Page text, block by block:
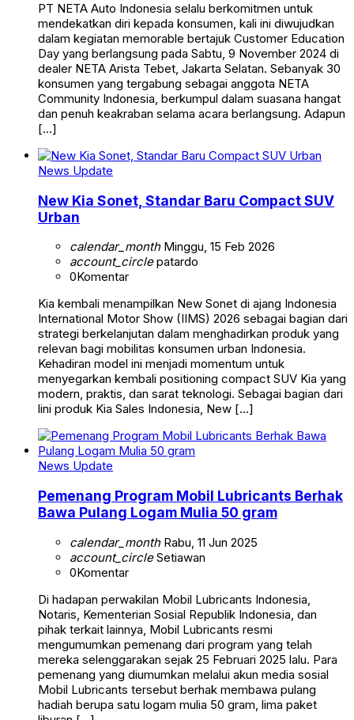
PT NETA Auto Indonesia selalu berkomitmen untuk
mendekatkan diri kepada konsumen, kali ini diwujudkan
dalam kegiatan memorable bertajuk Customer Education
Day yang berlangsung pada Sabtu, 9 November 2024 di
dealer NETA Arista Tebet, Jakarta Selatan. Sebanyak 30
konsumen yang tergabung sebagai anggota NETA
Community Indonesia, berkumpul dalam suasana hangat
dan penuh keakraban selama acara berlangsung. Adapun
[…]
News Update
New Kia Sonet, Standar Baru Compact SUV
Urban
calendar_monthMinggu, 15 Feb 2026
account_circlepatardo
0Komentar
Kia kembali menampilkan New Sonet di ajang Indonesia
International Motor Show (IIMS) 2026 sebagai bagian dari
strategi berkelanjutan dalam menghadirkan produk yang
relevan bagi mobilitas konsumen urban Indonesia.
Kehadiran model ini menjadi momentum untuk
menyegarkan kembali positioning compact SUV Kia yang
modern, praktis, dan sarat teknologi. Sebagai bagian dari
lini produk Kia Sales Indonesia, New […]
News Update
Pemenang Program Mobil Lubricants Berhak
Bawa Pulang Logam Mulia 50 gram
calendar_monthRabu, 11 Jun 2025
account_circleSetiawan
0Komentar
Di hadapan perwakilan Mobil Lubricants Indonesia,
Notaris, Kementerian Sosial Republik Indonesia, dan
pihak terkait lainnya, Mobil Lubricants resmi
mengumumkan pemenang dari program yang telah
mereka selenggarakan sejak 25 Februari 2025 lalu. Para
pemenang yang diumumkan melalui akun media sosial
Mobil Lubricants tersebut berhak membawa pulang
hadiah berupa satu logam mulia 50 gram, lima paket